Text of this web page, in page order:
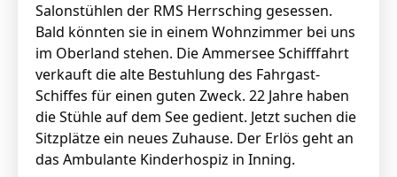
Salonstühlen der RMS Herrsching gesessen.
Bald könnten sie in einem Wohnzimmer bei uns
im Oberland stehen. Die Ammersee Schifffahrt
verkauft die alte Bestuhlung des Fahrgast-
Schiffes für einen guten Zweck. 22 Jahre haben
die Stühle auf dem See gedient. Jetzt suchen die
Sitzplätze ein neues Zuhause. Der Erlös geht an
das Ambulante Kinderhospiz in Inning.